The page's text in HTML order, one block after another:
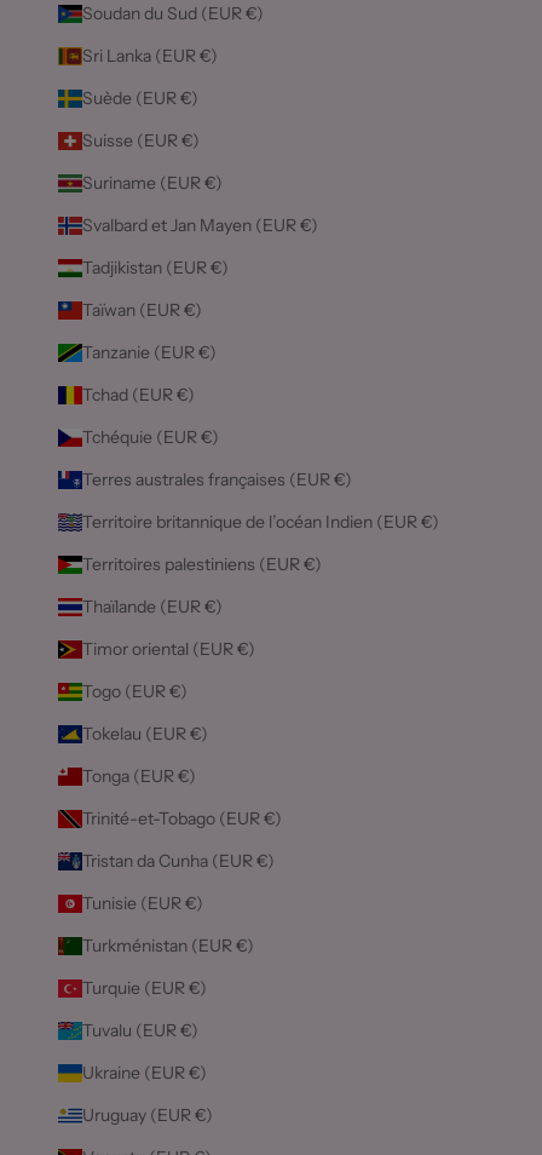
Soudan du Sud (EUR €)
Sri Lanka (EUR €)
Suède (EUR €)
Suisse (EUR €)
Suriname (EUR €)
Svalbard et Jan Mayen (EUR €)
Tadjikistan (EUR €)
Taïwan (EUR €)
Tanzanie (EUR €)
Tchad (EUR €)
Tchéquie (EUR €)
Terres australes françaises (EUR €)
Territoire britannique de l’océan Indien (EUR €)
Territoires palestiniens (EUR €)
Thaïlande (EUR €)
Timor oriental (EUR €)
Togo (EUR €)
Tokelau (EUR €)
Tonga (EUR €)
Trinité-et-Tobago (EUR €)
Tristan da Cunha (EUR €)
Tunisie (EUR €)
Turkménistan (EUR €)
Turquie (EUR €)
Tuvalu (EUR €)
Ukraine (EUR €)
Uruguay (EUR €)